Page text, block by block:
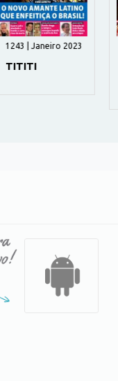
1243 | Janeiro 2023
TITITI